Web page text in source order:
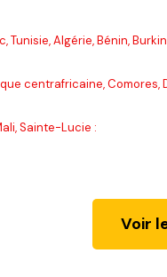
Algérie, Bénin,
centrafricaine,
Sainte-Lucie :
Voir